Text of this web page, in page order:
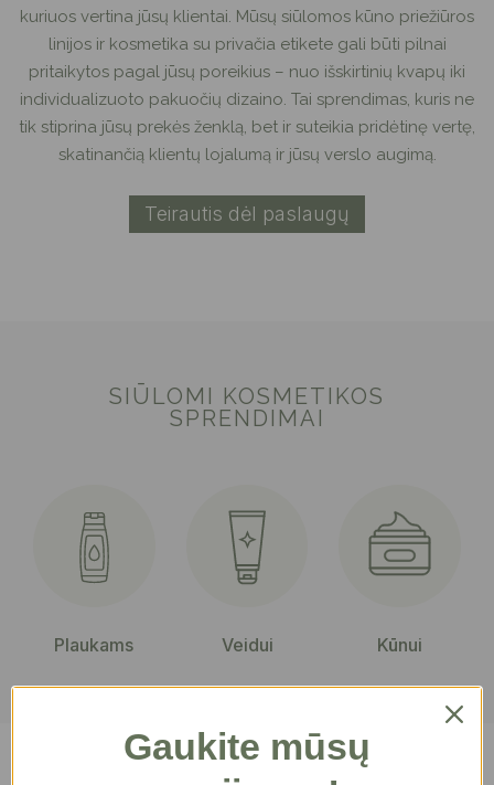
kuriuos vertina jūsų klientai. Mūsų siūlomos kūno priežiūros
linijos ir kosmetika su privačia etikete gali būti pilnai
pritaikytos pagal jūsų poreikius – nuo išskirtinių kvapų iki
individualizuoto pakuočių dizaino. Tai sprendimas, kuris ne
tik stiprina jūsų prekės ženklą, bet ir suteikia pridėtinę vertę,
skatinančią klientų lojalumą ir jūsų verslo augimą.
Teirautis dėl paslaugų
SIŪLOMI KOSMETIKOS
SPRENDIMAI
Plaukams Veidui Kūnui
Gaukite mūsų